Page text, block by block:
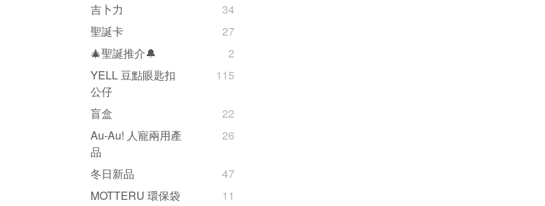
吉卜力
34
聖誕卡
27
🎄聖誕推介🔔
2
YELL 豆點眼匙扣
公仔
115
盲盒
22
Au-Au! 人寵兩用產
品
26
冬日新品
47
MOTTERU 環保袋
11